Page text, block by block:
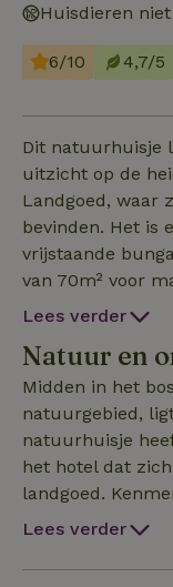
Huisdieren
6/10 4,7/5
Dit natuurhuisje
uitzicht op de
Landgoed, waar
bevinden. Het is
vrijstaande
van 70m² voor
zijn niet
terrein. Het
gemakken.
keuken met
verschillende
bestek, eettafel
fauteuil en TV,
2-persoonsbed,
toilet en wastafel.
Lees verder
Natuur en
Midden in het
natuurgebied,
natuurhuisje
het hotel dat
landgoed.
park, met
kronkelpaadjes
Lees verder